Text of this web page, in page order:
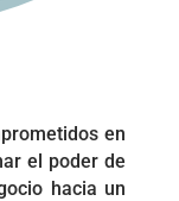
en
el poder de
hacia un